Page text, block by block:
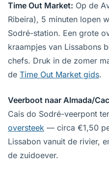
Time Out Market: Op de
Ribeira), 5 minuten lopen
Sodré-station. Een grote
kraampjes van Lissabons
chefs. Druk in de zomer
de Time Out Market gids.
Veerboot naar Almada/
Cais do Sodré-veerpont
oversteek — circa €1,50
Lissabon vanuit de rivier,
de zuidoever.